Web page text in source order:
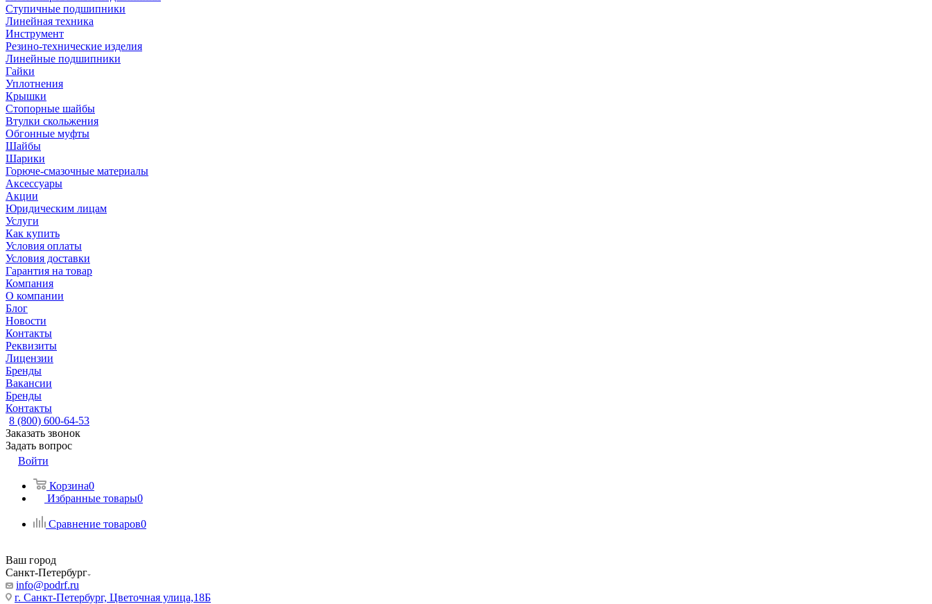
Ступичные подшипники
Линейная техника
Инструмент
Резино-технические изделия
Линейные подшипники
Гайки
Уплотнения
Крышки
Стопорные шайбы
Втулки скольжения
Обгонные муфты
Шайбы
Шарики
Горюче-смазочные материалы
Аксессуары
Акции
Юридическим лицам
Услуги
Как купить
Условия оплаты
Условия доставки
Гарантия на товар
Компания
О компании
Блог
Новости
Контакты
Реквизиты
Лицензии
Бренды
Вакансии
Бренды
Контакты
8 (800) 600-64-53
Заказать звонок
Задать вопрос
Войти
Корзина0
Избранные товары0
Сравнение товаров0
Ваш город
Санкт-Петербург
info@podrf.ru
г. Санкт-Петербург, Цветочная улица,18Б